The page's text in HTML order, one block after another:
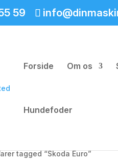
59
Forside Om os
Hundefoder
tagged “Skoda Euro”